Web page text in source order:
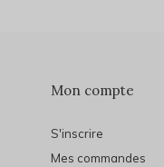
Mon compte
S'inscrire
Mes commandes